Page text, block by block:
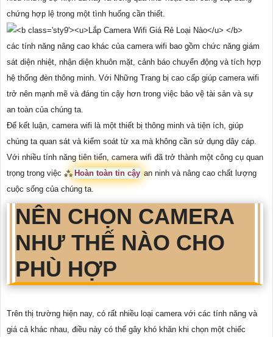
chứng hợp lệ trong một tình huống cần thiết.
các tính năng nâng cao khác của camera wifi bao gồm chức năng giám
sát diện nhiệt, nhận diện khuôn mặt, cảnh báo chuyển động và tích hợp
hệ thống đèn thông minh. Với Những Trang bị cao cấp giúp camera wifi
trở nên mạnh mẽ và đáng tin cậy hơn trong việc bảo vệ tài sản và sự
an toàn của chúng ta.
Để kết luận, camera wifi là một thiết bị thông minh và tiện ích, giúp
chúng ta quan sát và kiểm soát từ xa mà không cần sử dụng dây cáp.
Với nhiều tính năng tiên tiến, camera wifi đã trở thành một công cụ quan
trọng trong việc ⁂Hoàn toàn tin cậy an ninh và nâng cao chất lượng
cuộc sống của chúng ta.
NÊN CHỌN CAMERA
NHƯ THẾ NÀO CHO
PHÙ HỢP
Trên thị trường hiện nay, có rất nhiều loại camera với các tính năng và
giá cả khác nhau, điều này có thể gây khó khăn khi chọn một chiếc